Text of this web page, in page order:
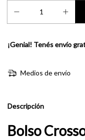
¡Genial! Tenés envío
Medios de envío
Descripción
Bolso